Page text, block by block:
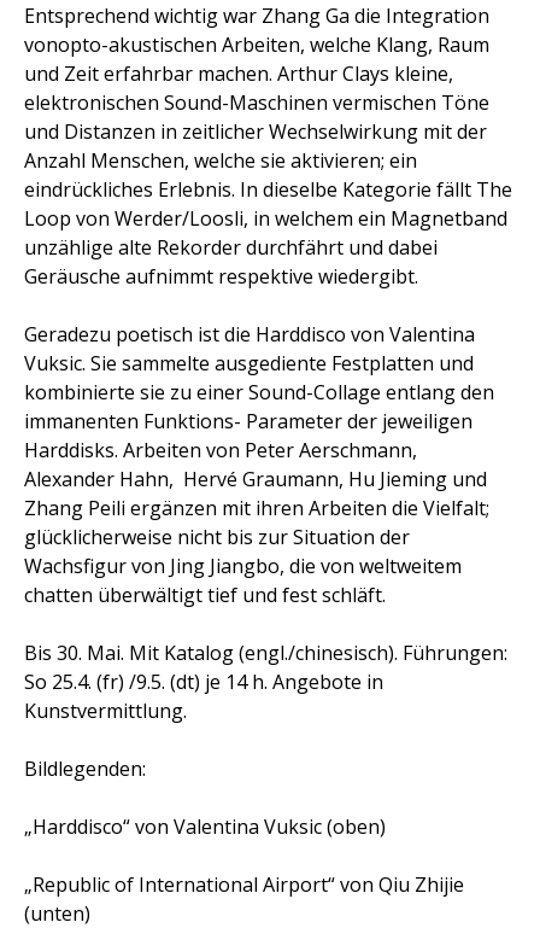
Entsprechend wichtig war Zhang Ga die Integration
vonopto-akustischen Arbeiten, welche Klang, Raum
und Zeit erfahrbar machen. Arthur Clays kleine,
elektronischen Sound-Maschinen vermischen Töne
und Distanzen in zeitlicher Wechselwirkung mit der
Anzahl Menschen, welche sie aktivieren; ein
eindrückliches Erlebnis. In dieselbe Kategorie fällt The
Loop von Werder/Loosli, in welchem ein Magnetband
unzählige alte Rekorder durchfährt und dabei
Geräusche aufnimmt respektive wiedergibt.
Geradezu poetisch ist die Harddisco von Valentina
Vuksic. Sie sammelte ausgediente Festplatten und
kombinierte sie zu einer Sound-Collage entlang den
immanenten Funktions- Parameter der jeweiligen
Harddisks. Arbeiten von Peter Aerschmann,
Alexander Hahn, Hervé Graumann, Hu Jieming und
Zhang Peili ergänzen mit ihren Arbeiten die Vielfalt;
glücklicherweise nicht bis zur Situation der
Wachsfigur von Jing Jiangbo, die von weltweitem
chatten überwältigt tief und fest schläft.
Bis 30. Mai. Mit Katalog (engl./chinesisch). Führungen:
So 25.4. (fr) /9.5. (dt) je 14 h. Angebote in
Kunstvermittlung.
Bildlegenden:
„Harddisco“ von Valentina Vuksic (oben)
„Republic of International Airport“ von Qiu Zhijie
(unten)